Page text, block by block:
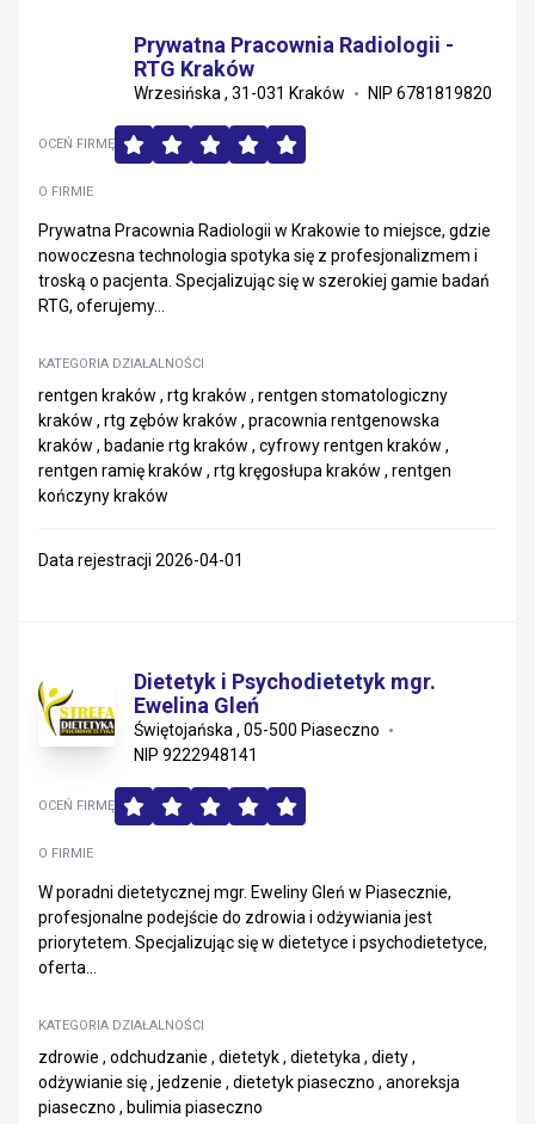
Prywatna Pracownia Radiologii -
RTG Kraków
Wrzesińska , 31-031 Kraków NIP 6781819820
O FIRMIE
Prywatna Pracownia Radiologii w Krakowie to miejsce, gdzie
nowoczesna technologia spotyka się z profesjonalizmem i
troską o pacjenta. Specjalizując się w szerokiej gamie badań
RTG, oferujemy...
KATEGORIA DZIAŁALNOŚCI
rentgen kraków , rtg kraków , rentgen stomatologiczny
kraków , rtg zębów kraków , pracownia rentgenowska
kraków , badanie rtg kraków , cyfrowy rentgen kraków ,
rentgen ramię kraków , rtg kręgosłupa kraków , rentgen
kończyny kraków
OCEŃ FIRMĘ
Data rejestracji 2026-04-01
Dietetyk i Psychodietetyk mgr.
Ewelina Gleń
Świętojańska , 05-500 Piaseczno
NIP 9222948141
O FIRMIE
W poradni dietetycznej mgr. Eweliny Gleń w Piasecznie,
profesjonalne podejście do zdrowia i odżywiania jest
priorytetem. Specjalizując się w dietetyce i psychodietetyce,
oferta...
KATEGORIA DZIAŁALNOŚCI
zdrowie , odchudzanie , dietetyk , dietetyka , diety ,
odżywianie się , jedzenie , dietetyk piaseczno , anoreksja
piaseczno , bulimia piaseczno
OCEŃ FIRMĘ